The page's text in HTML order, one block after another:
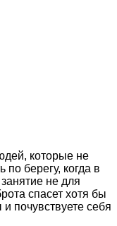
которые не
по берегу, когда в
не для
спасет хотя бы
и почувствуете себя